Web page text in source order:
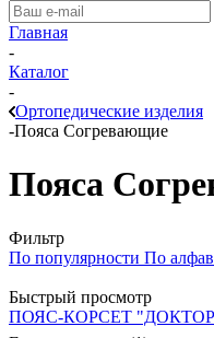
Главная
-
Каталог
-
Ортопедические изделия
-Пояса Согревающие
Пояса
Фильтр
По популярности По
Быстрый просмотр
ПОЯС-КОРСЕТ